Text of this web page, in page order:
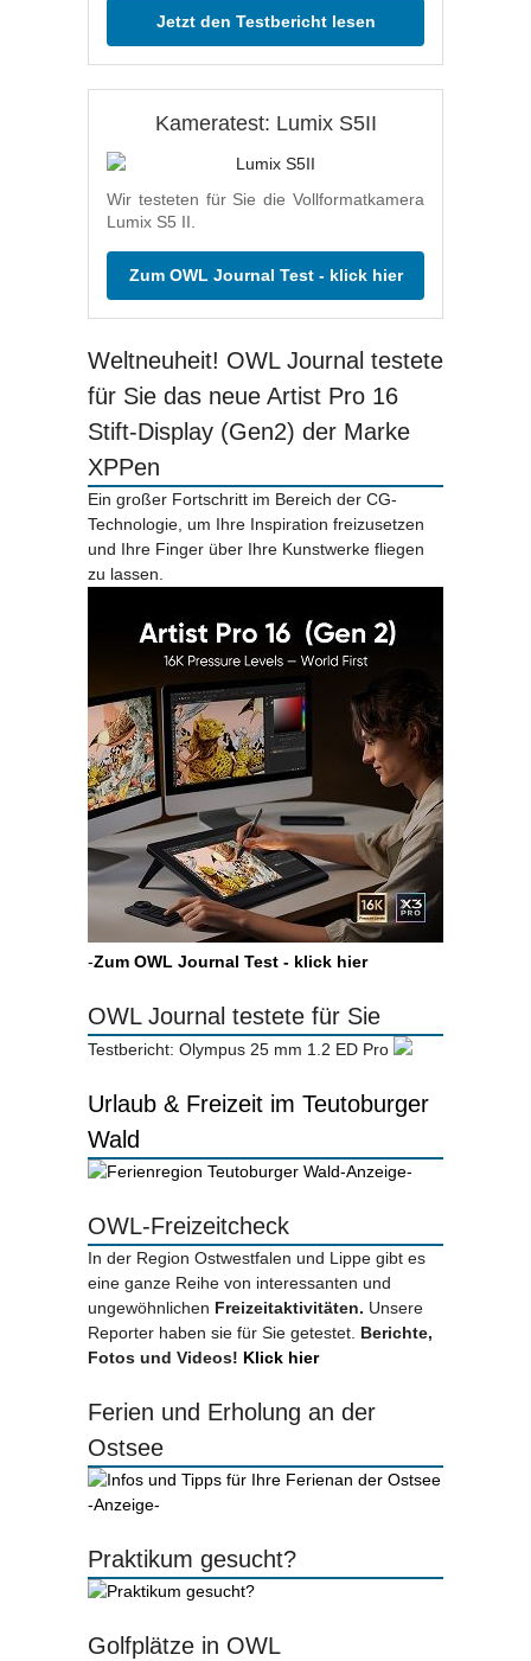
Jetzt den Testbericht lesen
Kameratest: Lumix S5II
Wir testeten für Sie die Vollformatkamera
Lumix S5 II.
Zum OWL Journal Test - klick hier
Weltneuheit! OWL Journal testete
für Sie das neue Artist Pro 16
Stift-Display (Gen2) der Marke
XPPen
Ein großer Fortschritt im Bereich der CG-
Technologie, um Ihre Inspiration freizusetzen
und Ihre Finger über Ihre Kunstwerke fliegen
zu lassen.
-Zum OWL Journal Test - klick hier
OWL Journal testete für Sie
Testbericht: Olympus 25 mm 1.2 ED Pro
Urlaub & Freizeit im Teutoburger
Wald
-Anzeige-
OWL-Freizeitcheck
In der Region Ostwestfalen und Lippe gibt es
eine ganze Reihe von interessanten und
ungewöhnlichen Freizeitaktivitäten. Unsere
Reporter haben sie für Sie getestet. Berichte,
Fotos und Videos! Klick hier
Ferien und Erholung an der
Ostsee
-Anzeige-
Praktikum gesucht?
Golfplätze in OWL